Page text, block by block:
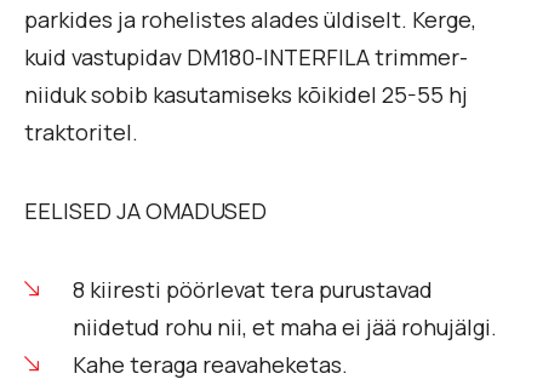
parkides ja rohelistes alades üldiselt. Kerge,
kuid vastupidav DM180-INTERFILA trimmer-
niiduk sobib kasutamiseks kõikidel 25-55 hj
traktoritel.
EELISED JA OMADUSED
8 kiiresti pöörlevat tera purustavad
niidetud rohu nii, et maha ei jää rohujälgi.
Kahe teraga reavaheketas.